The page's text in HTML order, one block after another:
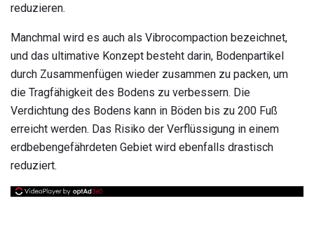
reduzieren.
Manchmal wird es auch als Vibrocompaction bezeichnet,
und das ultimative Konzept besteht darin, Bodenpartikel
durch Zusammenfügen wieder zusammen zu packen, um
die Tragfähigkeit des Bodens zu verbessern. Die
Verdichtung des Bodens kann in Böden bis zu 200 Fuß
erreicht werden. Das Risiko der Verflüssigung in einem
erdbebengefährdeten Gebiet wird ebenfalls drastisch
reduziert.